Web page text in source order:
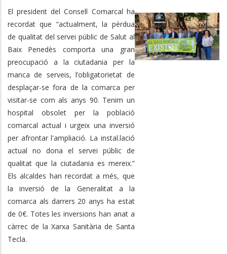
El president del Consell Comarcal ha
recordat que “actualment, la pèrdua
de qualitat del servei públic de Salut al
Baix Penedès comporta una gran
preocupació a la ciutadania per la
manca de serveis, l’obligatorietat de
desplaçar-se fora de la comarca per
visitar-se com als anys 90. Tenim un
hospital obsolet per la població
comarcal actual i urgeix una inversió
per afrontar l'ampliació. La instal.lació
actual no dona el servei públic de
qualitat que la ciutadania es mereix.”
Els alcaldes han recordat a més, que
la inversió de la Generalitat a la
comarca als darrers 20 anys ha estat
de 0€. Totes les inversions han anat a
càrrec de la Xarxa Sanitària de Santa
Tecla.